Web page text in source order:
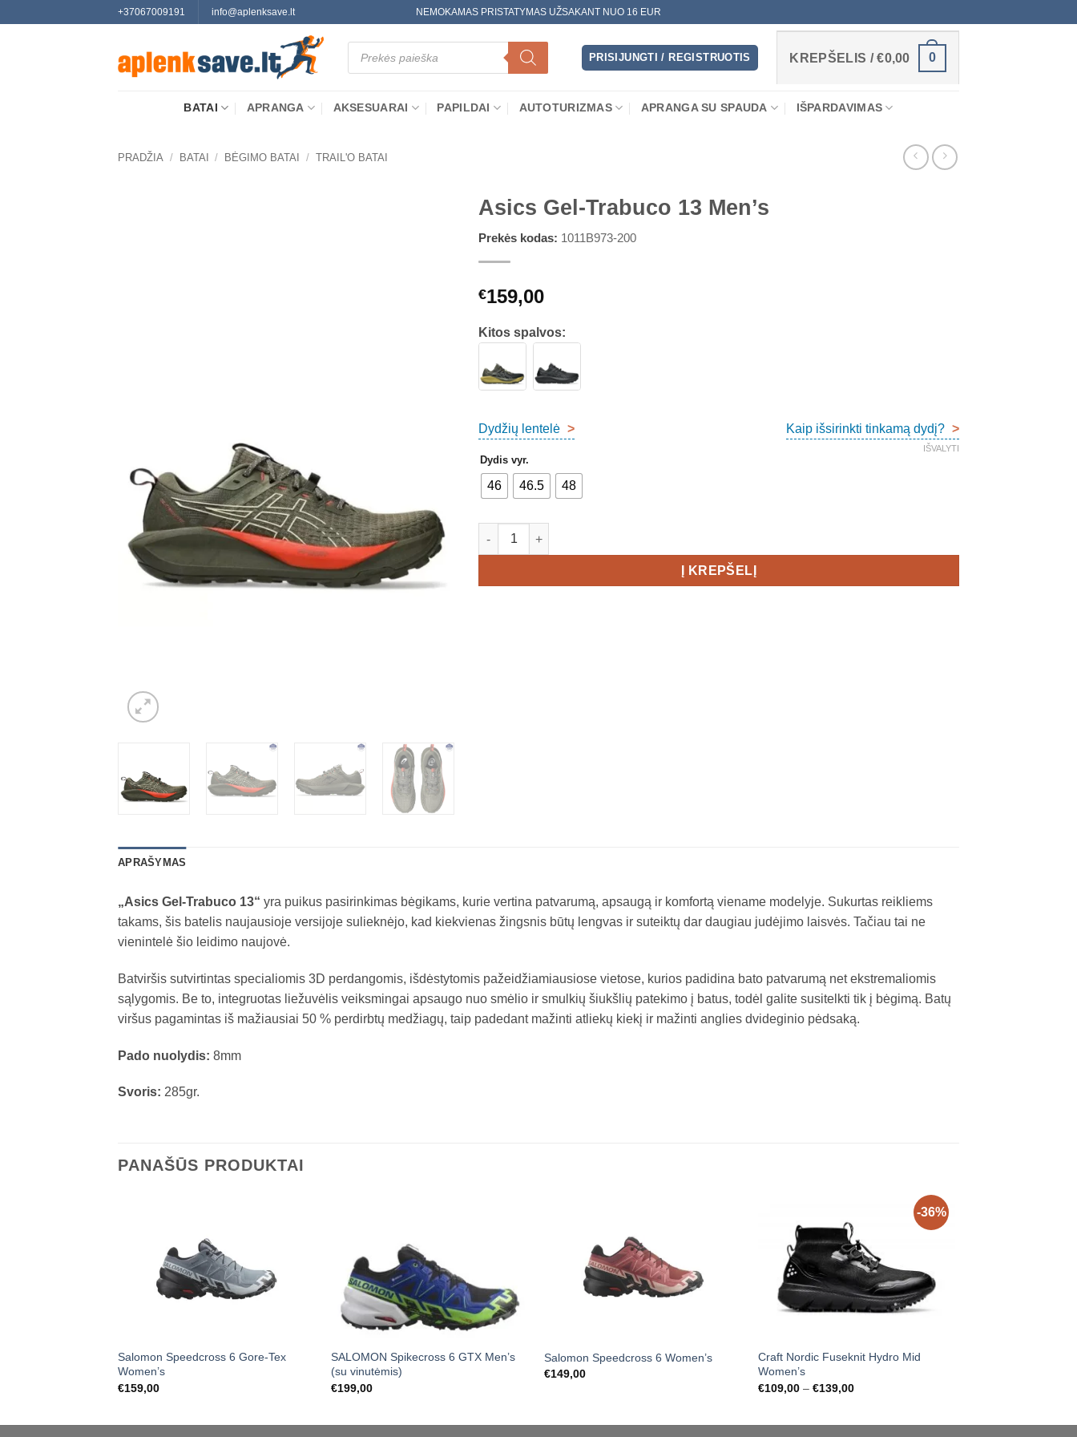
+37067009191 info@aplenksave.lt NEMOKAMAS PRISTATYMAS UŽSAKANT NUO 16 EUR
Products
search
PRISIJUNGTI / REGISTRUOTIS KREPŠELIS /€0,00 0
BATAI APRANGA AKSESUARAI PAPILDAI AUTOTURIZMAS APRANGA SU SPAUDA IŠPARDAVIMAS
PRADŽIA / BATAI / BĖGIMO BATAI / TRAIL'O BATAI
Asics Gel-Trabuco 13 Men’s
Prekės kodas: 1011B973-200
€159,00
Kitos spalvos:
Dydžių lentelė > Kaip išsirinkti tinkamą dydį? >
Dydis vyr.
46 46.5 48
IŠVALYTI
produkto kiekis: Asics Gel-Trabuco 13 Men's
Į KREPŠELĮ
APRAŠYMAS
„Asics Gel-Trabuco 13“ yra puikus pasirinkimas bėgikams, kurie vertina patvarumą, apsaugą ir komfortą viename modelyje. Sukurtas reikliems
takams, šis batelis naujausioje versijoje sulieknėjo, kad kiekvienas žingsnis būtų lengvas ir suteiktų dar daugiau judėjimo laisvės. Tačiau tai ne
vienintelė šio leidimo naujovė.
Batviršis sutvirtintas specialiomis 3D perdangomis, išdėstytomis pažeidžiamiausiose vietose, kurios padidina bato patvarumą net ekstremaliomis
sąlygomis. Be to, integruotas liežuvėlis veiksmingai apsaugo nuo smėlio ir smulkių šiukšlių patekimo į batus, todėl galite susitelkti tik į bėgimą. Batų
viršus pagamintas iš mažiausiai 50 % perdirbtų medžiagų, taip padedant mažinti atliekų kiekį ir mažinti anglies dvideginio pėdsaką.
Pado nuolydis: 8mm
Svoris: 285gr.
PANAŠŪS PRODUKTAI
Salomon Speedcross 6 Gore-Tex
Women’s
€159,00
SALOMON Spikecross 6 GTX Men’s
(su vinutėmis)
€199,00
Salomon Speedcross 6 Women’s
€149,00
-36%
Craft Nordic Fuseknit Hydro Mid
Women’s
€109,00 – €139,00Price